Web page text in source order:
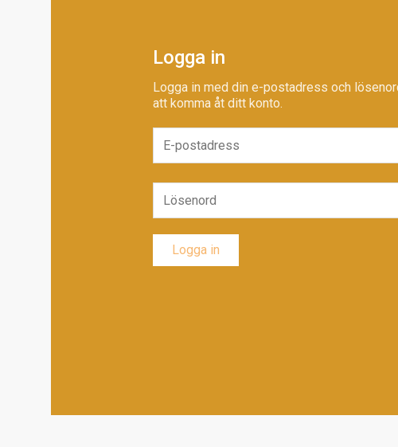
Logga in
Logga in med din e-postadress och
att komma åt ditt konto.